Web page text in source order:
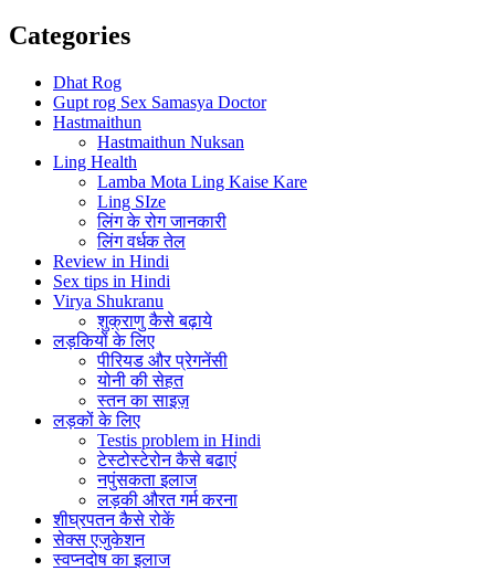
Categories
Dhat Rog
Gupt rog Sex Samasya Doctor
Hastmaithun
Hastmaithun Nuksan
Ling Health
Lamba Mota Ling Kaise Kare
Ling SIze
लिंग के रोग जानकारी
लिंग वर्धक तेल
Review in Hindi
Sex tips in Hindi
Virya Shukranu
शुक्राणु कैसे बढ़ाये
लड़कियों के लिए
पीरियड और प्रेगनेंसी
योनी की सेहत
स्तन का साइज़
लड़कों के लिए
Testis problem in Hindi
टेस्टोस्टेरोन कैसे बढाएं
नपुंसकता इलाज
लड़की औरत गर्म करना
शीघ्रपतन कैसे रोकें
सेक्स एजुकेशन
स्वप्नदोष का इलाज